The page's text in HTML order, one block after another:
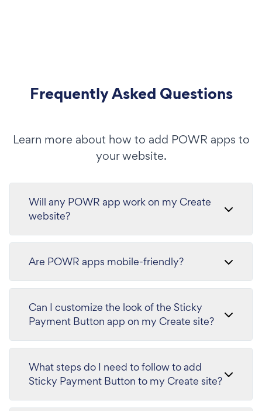
Frequently Asked Questions
Learn more about how to add POWR apps to
your website.
Will any POWR app work on my Create
website?
Are POWR apps mobile-friendly?
Can I customize the look of the Sticky
Payment Button app on my Create site?
What steps do I need to follow to add
Sticky Payment Button to my Create site?